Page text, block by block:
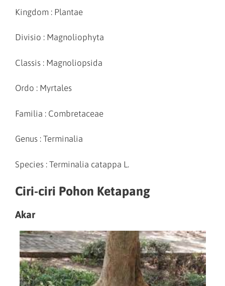
Kingdom : Plantae
Divisio : Magnoliophyta
Classis : Magnoliopsida
Ordo : Myrtales
Familia : Combretaceae
Genus : Terminalia
Species : Terminalia catappa L.
Ciri-ciri Pohon Ketapang
Akar